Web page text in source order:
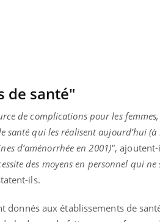
de santé"
de complications pour les
qui les réalisent aujourd’hui (à
d’aménorrhée en 2001)", ajoutent-
des moyens en personnel qui
ils.
donnés aux établissements de